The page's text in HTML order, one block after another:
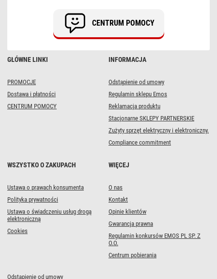
GŁÓWNE LINKI
PROMOCJE
Dostawa i płatności
CENTRUM POMOCY
INFORMACJA
Odstąpienie od umowy
Regulamin sklepu Emos
Reklamacja produktu
Stacjonarne SKLEPY PARTNERSKIE
Zużyty sprzęt elektryczny i elektroniczny.
Compliance commitment
WSZYSTKO O ZAKUPACH
Ustawa o prawach konsumenta
Polityka prywatności
Ustawa o świadczeniu usług drogą
elektroniczną
Cookies
WIĘCEJ
O nas
Kontakt
Opinie klientów
Gwarancja prawna
Regulamin konkursów EMOS PL SP. Z
O.O.
Centrum pobierania
Odstąpienie od umowy
CENTRUM POMOCY